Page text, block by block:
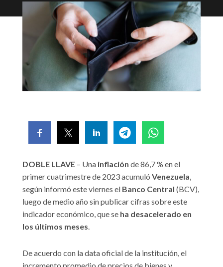
DOBLE LLAVE – Una inflación de 86,7 % en el
primer cuatrimestre de 2023 acumuló Venezuela,
según informó este viernes el Banco Central (BCV),
luego de medio año sin publicar cifras sobre este
indicador económico, que se ha desacelerado en
los últimos meses.
De acuerdo con la data oficial de la institución, el